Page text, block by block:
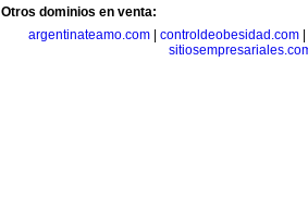
Otros dominios en venta:
argentinateamo.com| controldeobesidad.com|